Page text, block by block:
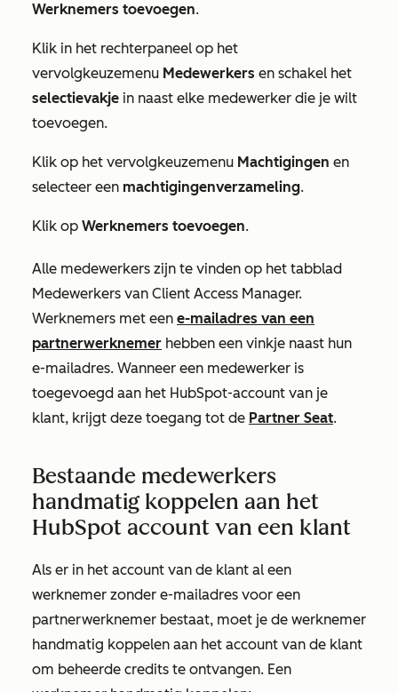
Werknemers toevoegen.
Klik in het rechterpaneel op het
vervolgkeuzemenu Medewerkers en schakel het
selectievakje in naast elke medewerker die je wilt
toevoegen.
Klik op het vervolgkeuzemenu Machtigingen en
selecteer een machtigingenverzameling.
Klik op Werknemers toevoegen.
Alle medewerkers zijn te vinden op het tabblad
Medewerkers van Client Access Manager.
Werknemers met een e-mailadres van een
partnerwerknemer hebben een vinkje naast hun
e-mailadres. Wanneer een medewerker is
toegevoegd aan het HubSpot-account van je
klant, krijgt deze toegang tot de Partner Seat.
Bestaande medewerkers
handmatig koppelen aan het
HubSpot account van een klant
Als er in het account van de klant al een
werknemer zonder e-mailadres voor een
partnerwerknemer bestaat, moet je de werknemer
handmatig koppelen aan het account van de klant
om beheerde credits te ontvangen. Een